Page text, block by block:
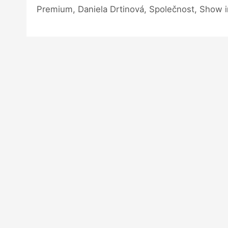
Premium, Daniela Drtinová, Společnost, Show